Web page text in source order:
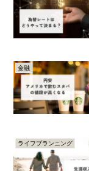
金融
ライフプランニング